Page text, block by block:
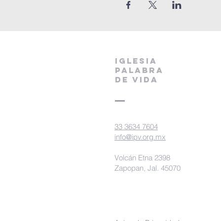
IGLESIA
PALABRA
DE VIDA
33 3634 7604
info@ipv.org.mx
Volcán Etna 2398
Zapopan, Jal. 45070